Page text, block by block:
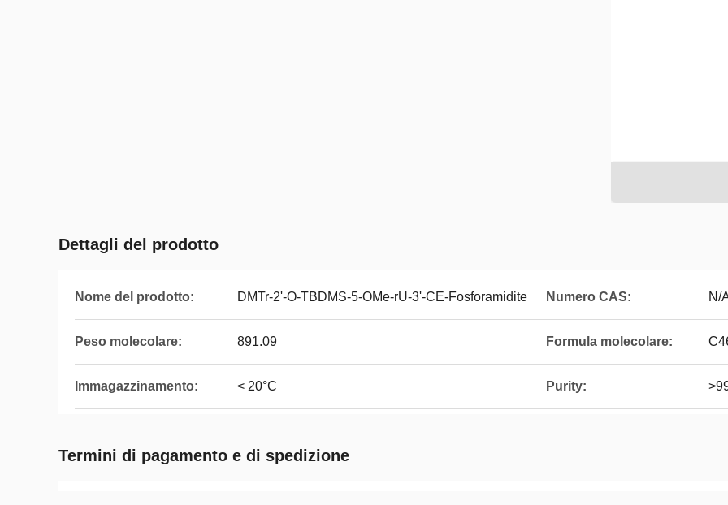
Dettagli del prodotto
Nome del prodotto: DMTr-2'-O-TBDMS-5-OMe-rU-3'-CE-Fosforamidite Numero CAS: N/
Peso molecolare: 891.09 Formula molecolare:
Immagazzinamento: < 20°C Purity:
Termini di pagamento e di spedizione